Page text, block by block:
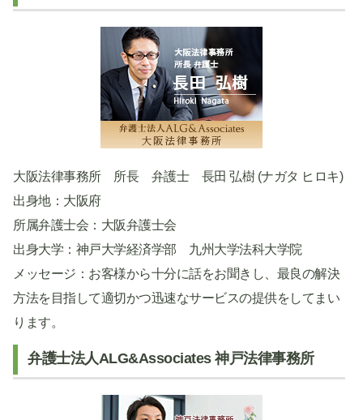
大阪法律事務所 所長 弁護士 長田 弘樹 (ナガタ ヒロキ)
出身地：大阪府
所属弁護士会：大阪弁護士会
出身大学：神戸大学経済学部 九州大学法科大学院
メッセージ：お客様から十分に話をお聞きし、最良の解決
方法を目指して適切かつ迅速なサービスの提供をしてまい
ります。
弁護士法人ALG&Associates 神戸法律事務所